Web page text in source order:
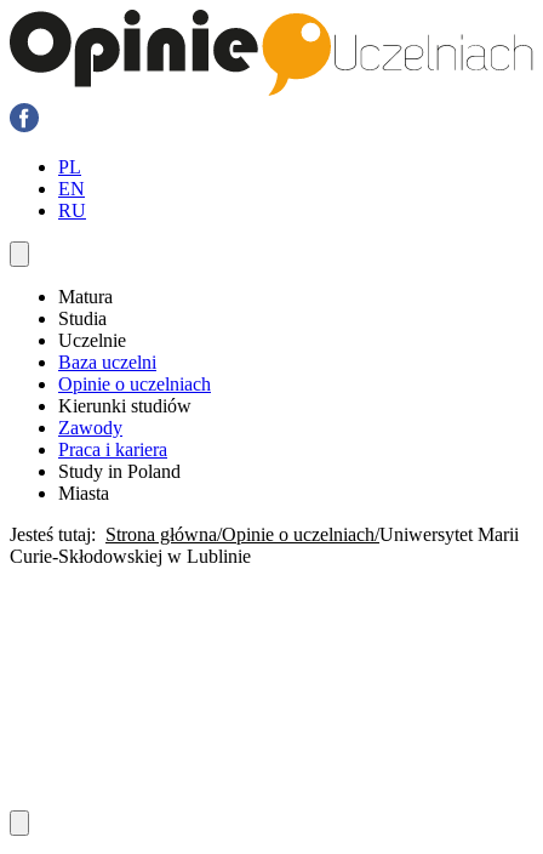
PL
EN
RU
Matura
Studia
Uczelnie
Baza uczelni
Opinie o uczelniach
Kierunki studiów
Zawody
Praca i kariera
Study in Poland
Miasta
Jesteś tutaj: Strona główna Opinie o uczelniach Uniwersytet Marii
Curie-Skłodowskiej w Lublinie